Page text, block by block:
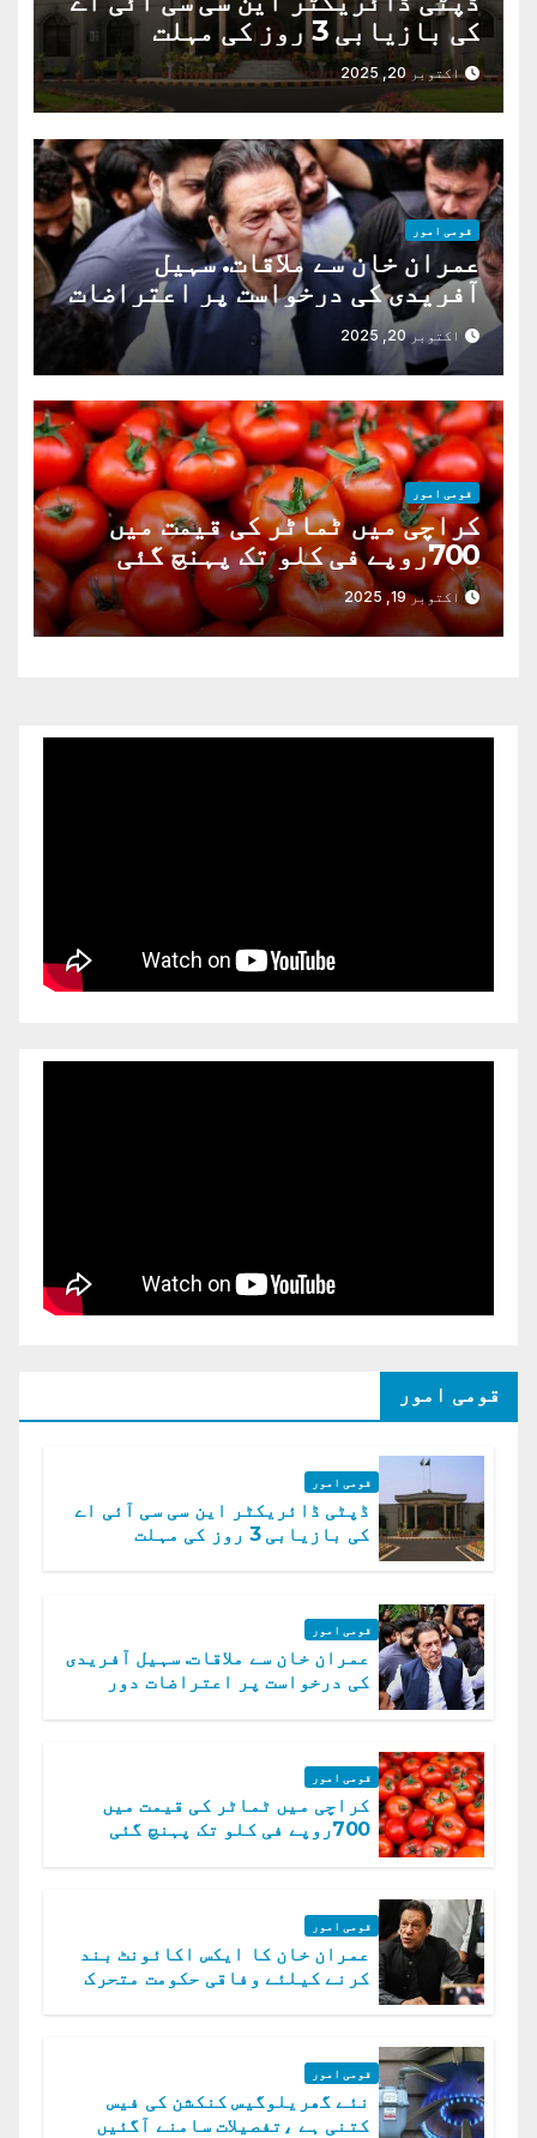
کی بازیابی 3 روز کی مہلت
اکتوبر 20, 2025
قومی امور
عمران خان سے ملاقات. سہیل
آفریدی کی درخواست پر اعتراضات
دوراکتوبر 20, 2025
قومی امور
کراچی میں ٹماٹر کی قیمت میں
700روپے فی کلو تک پہنچ گئی
اکتوبر 19, 2025
قومی امور
قومی امور
ڈپٹی ڈائریکٹر این سی سی آئی اے
کی بازیابی 3 روز کی مہلت
قومی امور
عمران خان سے ملاقات. سہیل آفریدی
کی درخواست پر اعتراضات دور
قومی امور
کراچی میں ٹماٹر کی قیمت میں
700روپے فی کلو تک پہنچ گئی
قومی امور
عمران خان کا ایکس اکائونٹ بند
کرنے کیلئے وفاقی حکومت متحرک
قومی امور
نئے گھریلوگیس کنکشن کی فیس
کتنی ہے ،تفصیلات سامنے آگئیں